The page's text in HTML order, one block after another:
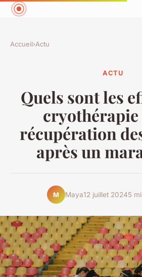
Accueil›Actu
ACTU
Quels sont les
récupération
après un
M Maya12 juillet 20245